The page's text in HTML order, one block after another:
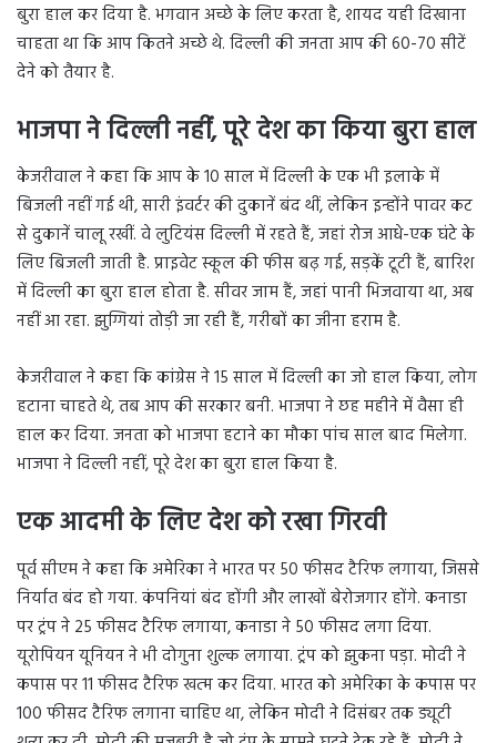
बुरा हाल कर दिया है. भगवान अच्छे के लिए करता है, शायद यही दिखाना
चाहता था कि आप कितने अच्छे थे. दिल्ली की जनता आप की 60-70 सीटें
देने को तैयार है.
भाजपा ने दिल्ली नहीं,पूरे देश का किया बुरा हाल
केजरीवाल ने कहा कि आप के 10 साल में दिल्ली के एक भी इलाके में
बिजली नहीं गई थी, सारी इंवर्टर की दुकानें बंद थीं, लेकिन इन्होंने पावर कट
से दुकानें चालू रखीं. वे लुटियंस दिल्ली में रहते हैं, जहां रोज आधे-एक घंटे के
लिए बिजली जाती है. प्राइवेट स्कूल की फीस बढ़ गई, सड़कें टूटी हैं, बारिश
में दिल्ली का बुरा हाल होता है. सीवर जाम हैं, जहां पानी भिजवाया था, अब
नहीं आ रहा. झुग्गियां तोड़ी जा रही हैं, गरीबों का जीना हराम है.
केजरीवाल ने कहा कि कांग्रेस ने 15 साल में दिल्ली का जो हाल किया, लोग
हटाना चाहते थे, तब आप की सरकार बनी. भाजपा ने छह महीने में वैसा ही
हाल कर दिया. जनता को भाजपा हटाने का मौका पांच साल बाद मिलेगा.
भाजपा ने दिल्ली नहीं, पूरे देश का बुरा हाल किया है.
एक आदमी के लिए देश को रखा गिरवी
पूर्व सीएम ने कहा कि अमेरिका ने भारत पर 50 फीसद टैरिफ लगाया, जिससे
निर्यात बंद हो गया. कंपनियां बंद होंगी और लाखों बेरोजगार होंगे. कनाडा
पर ट्रंप ने 25 फीसद टैरिफ लगाया, कनाडा ने 50 फीसद लगा दिया.
यूरोपियन यूनियन ने भी दोगुना शुल्क लगाया. ट्रंप को झुकना पड़ा. मोदी ने
कपास पर 11 फीसद टैरिफ खत्म कर दिया. भारत को अमेरिका के कपास पर
100 फीसद टैरिफ लगाना चाहिए था, लेकिन मोदी ने दिसंबर तक ड्यूटी